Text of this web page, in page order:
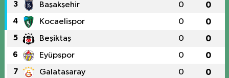
3 Başakşehir 0 0
4 Kocaelispor 0 0
5 Beşiktaş 0 0
6 Eyüpspor 0 0
7 Galatasaray 0 0